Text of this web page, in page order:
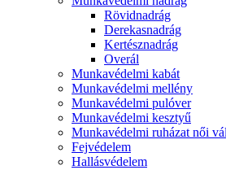
Rövidnadrág
Derekasnadrág
Kertésznadrág
Overál
Munkavédelmi kabát
Munkavédelmi mellény
Munkavédelmi pulóver
Munkavédelmi kesztyű
Munkavédelmi ruházat női
Fejvédelem
Hallásvédelem